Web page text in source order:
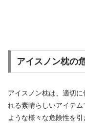
アイスノン枕の
アイスノン枕は、適切
れる素晴らしいアイテ
ような様々な危険性を引